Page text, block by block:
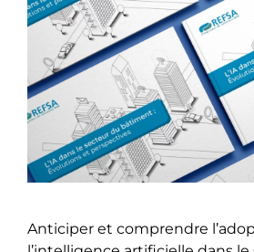
Anticiper et comprendre